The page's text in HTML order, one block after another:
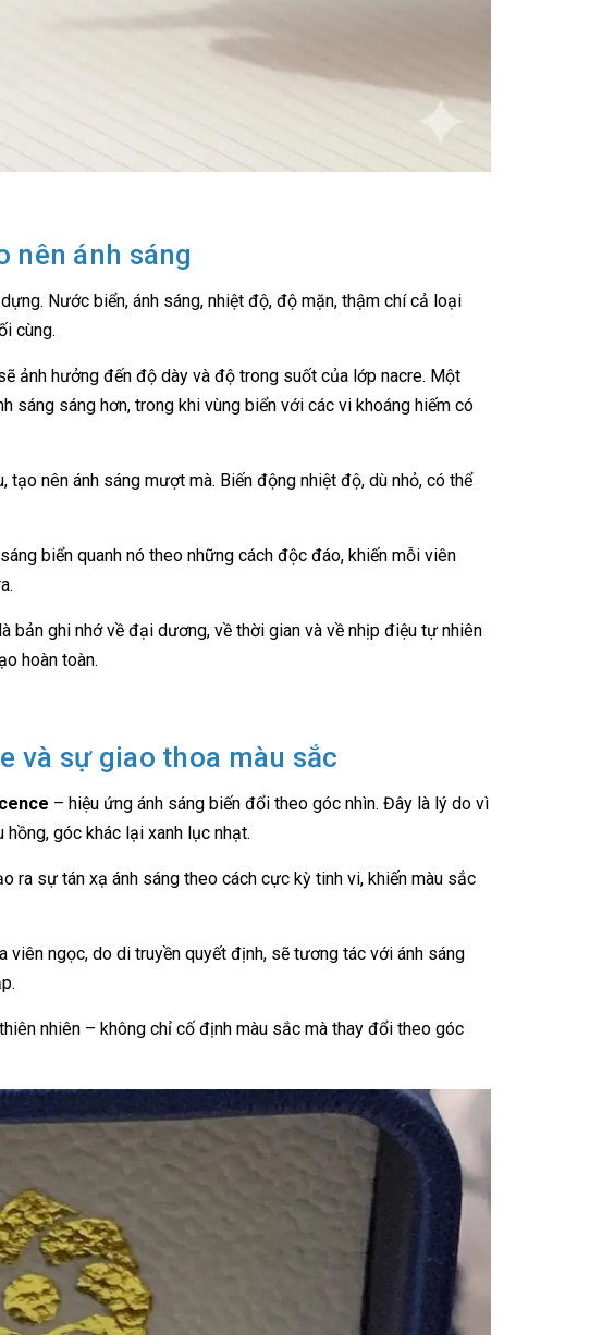
nên ánh sáng
Nước biển, ánh sáng, nhiệt độ, độ mặn, thậm chí cả loại
cùng.
ảnh hưởng đến độ dày và độ trong suốt của lớp nacre. Một
sáng sáng hơn, trong khi vùng biển với các vi khoáng hiếm có
nên ánh sáng mượt mà. Biến động nhiệt độ, dù nhỏ, có thể
biển quanh nó theo những cách độc đáo, khiến mỗi viên
bản ghi nhớ về đại dương, về thời gian và về nhịp điệu tự nhiên
hoàn toàn.
và sự giao thoa màu sắc
– hiệu ứng ánh sáng biến đổi theo góc nhìn. Đây là lý do vì
góc khác lại xanh lục nhạt.
ra sự tán xạ ánh sáng theo cách cực kỳ tinh vi, khiến màu sắc
viên ngọc, do di truyền quyết định, sẽ tương tác với ánh sáng
nhiên – không chỉ cố định màu sắc mà thay đổi theo góc